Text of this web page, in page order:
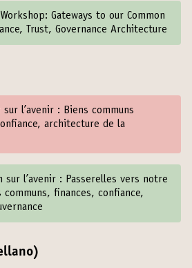
Gateways to our Common
Trust, Governance Architecture
l’avenir : Biens communs
architecture de la
l’avenir : Passerelles vers notre
communs, finances, confiance,